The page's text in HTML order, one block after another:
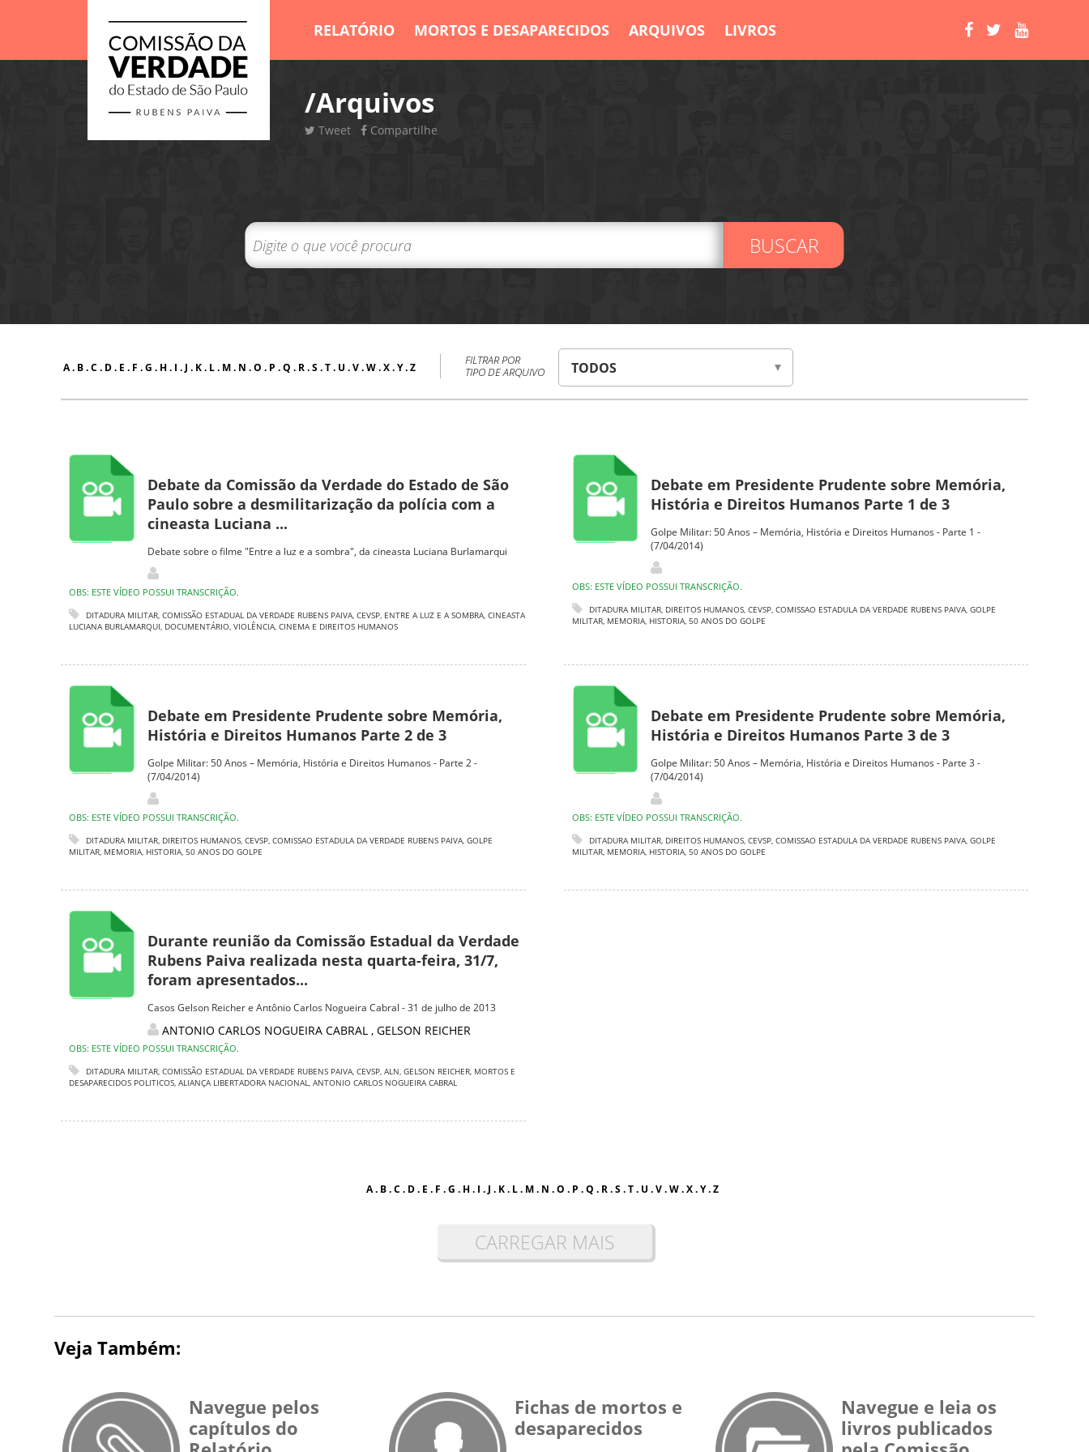
RELATÓRIO MORTOS E DESAPARECIDOS ARQUIVOS LIVROS
/Arquivos
Tweet Compartilhe
BUSCAR
A. B.C . D. E . F .G . H. I . J . K. L. M. N .O . P .Q . R.S.T. U .V.W.X.Y.Z
FILTRAR POR
TIPO DE ARQUIVO
Debate da Comissão da Verdade do Estado de São
Paulo sobre a desmilitarização da polícia com a
cineasta Luciana ...
Debate sobre o filme "Entre a luz e a sombra", da cineasta Luciana Burlamarqui
OBS: ESTE VÍDEO POSSUI TRANSCRIÇÃO.
DITADURA MILITAR, COMISSÃO ESTADUAL DA VERDADE RUBENS PAIVA, CEVSP, ENTRE A LUZ E A SOMBRA, CINEASTA
LUCIANA BURLAMARQUI, DOCUMENTÁRIO, VIOLÊNCIA, CINEMA E DIREITOS HUMANOS
Debate em Presidente Prudente sobre Memória,
História e Direitos Humanos Parte 1 de 3
Golpe Militar: 50 Anos – Memória, História e Direitos Humanos - Parte 1 -
(7/04/2014)
OBS: ESTE VÍDEO POSSUI TRANSCRIÇÃO.
DITADURA MILITAR, DIREITOS HUMANOS, CEVSP, COMISSAO ESTADULA DA VERDADE RUBENS PAIVA, GOLPE
MILITAR, MEMORIA, HISTORIA, 50 ANOS DO GOLPE
Debate em Presidente Prudente sobre Memória,
História e Direitos Humanos Parte 2 de 3
Golpe Militar: 50 Anos – Memória, História e Direitos Humanos - Parte 2 -
(7/04/2014)
OBS: ESTE VÍDEO POSSUI TRANSCRIÇÃO.
DITADURA MILITAR, DIREITOS HUMANOS, CEVSP, COMISSAO ESTADULA DA VERDADE RUBENS PAIVA, GOLPE
MILITAR, MEMORIA, HISTORIA, 50 ANOS DO GOLPE
Debate em Presidente Prudente sobre Memória,
História e Direitos Humanos Parte 3 de 3
Golpe Militar: 50 Anos – Memória, História e Direitos Humanos - Parte 3 -
(7/04/2014)
OBS: ESTE VÍDEO POSSUI TRANSCRIÇÃO.
DITADURA MILITAR, DIREITOS HUMANOS, CEVSP, COMISSAO ESTADULA DA VERDADE RUBENS PAIVA, GOLPE
MILITAR, MEMORIA, HISTORIA, 50 ANOS DO GOLPE
Durante reunião da Comissão Estadual da Verdade
Rubens Paiva realizada nesta quarta-feira, 31/7,
foram apresentados...
Casos Gelson Reicher e Antônio Carlos Nogueira Cabral - 31 de julho de 2013
ANTONIO CARLOS NOGUEIRA CABRAL , GELSON REICHER
OBS: ESTE VÍDEO POSSUI TRANSCRIÇÃO.
DITADURA MILITAR, COMISSÃO ESTADUAL DA VERDADE RUBENS PAIVA, CEVSP, ALN, GELSON REICHER, MORTOS E
DESAPARECIDOS POLITICOS, ALIANÇA LIBERTADORA NACIONAL, ANTONIO CARLOS NOGUEIRA CABRAL
A. B.C . D. E . F .G . H. I . J . K. L. M. N .O . P .Q . R.S.T. U .V.W.X.Y.Z
CARREGAR MAIS
Veja Também:
Navegue pelos
capítulos do
Fichas de mortos e
desaparecidos
Navegue e leia os
livros publicados